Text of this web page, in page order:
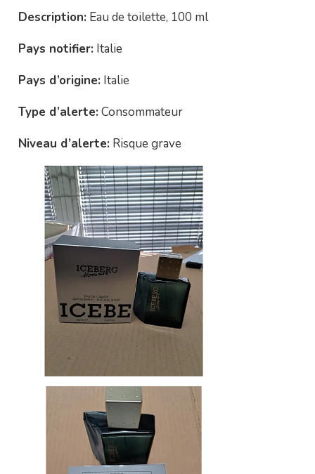
Description: Eau de toilette, 100 ml
Pays notifier: Italie
Pays d’origine: Italie
Type d’alerte: Consommateur
Niveau d’alerte: Risque grave